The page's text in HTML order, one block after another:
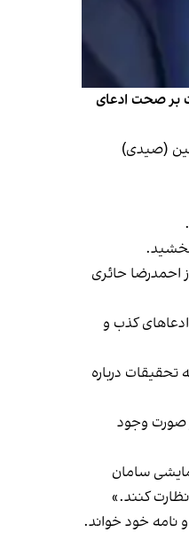
بر صحت ادعای
(صیدی)
احمدرضا حائری
کذب و
تحقیقات درباره
صورت وجود
سامان
کنند.»
نامه خود خواند.